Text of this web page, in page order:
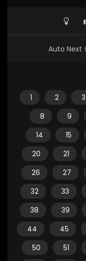
Auto Next
1 2 3
8
9
14
15
20
21
26
27
32
33
38
39
44
45
50
51